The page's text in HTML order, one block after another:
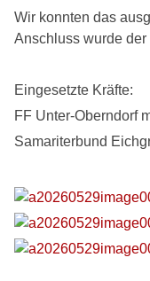
Wir konnten das
Anschluss wurde
Eingesetzte Kräfte:
FF Unter-Oberndorf
Samariterbund